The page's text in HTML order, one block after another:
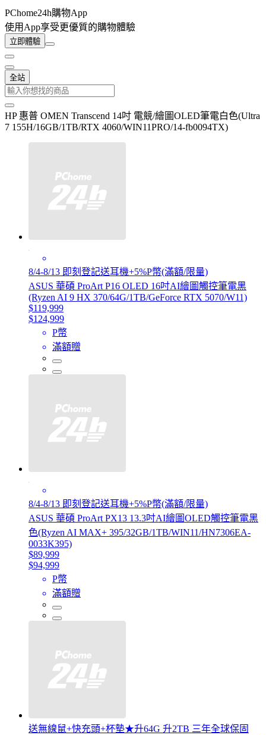
PChome24h購物App
使用App享受更優質的購物體驗
立即體驗
全站
HP 惠普 OMEN Transcend 14吋 電競/繪圖OLED筆電白色(Ultra
7 155H/16GB/1TB/RTX 4060/WIN11PRO/14-fb0094TX)
8/4-8/13 即刻登記送耳機+5%P幣(滿額/限量)
ASUS 華碩 ProArt P16 OLED 16吋AI繪圖觸控筆電黑
(Ryzen AI 9 HX 370/64G/1TB/GeForce RTX 5070/W11)
$119,999
$124,999
P幣
滿額贈
8/4-8/13 即刻登記送耳機+5%P幣(滿額/限量)
ASUS 華碩 ProArt PX13 13.3吋AI繪圖OLED觸控筆電黑
色(Ryzen AI MAX+ 395/32GB/1TB/WIN11/HN7306EA-
0033K395)
$89,999
$94,999
P幣
滿額贈
送無線鼠+快充頭+杯墊★升64G 升2TB 三年全球保固